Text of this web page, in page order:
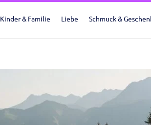
Kinder & Familie Liebe Schmuck &